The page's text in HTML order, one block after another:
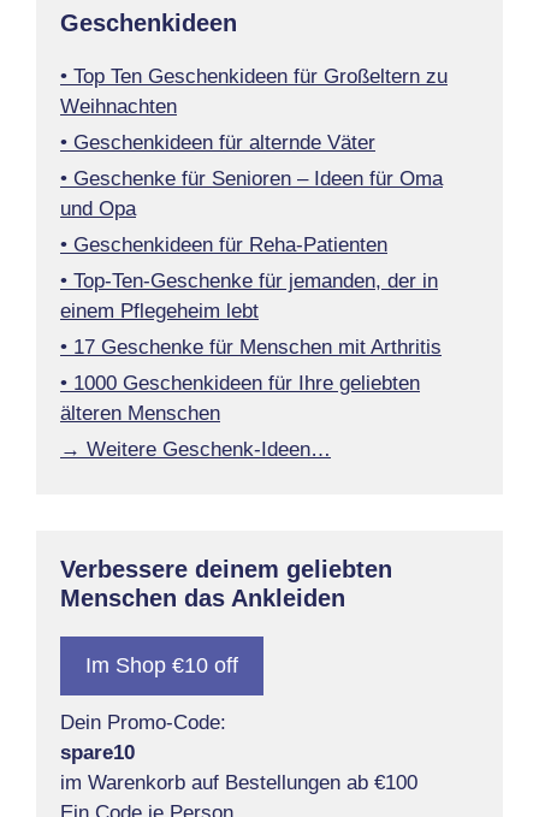
Geschenkideen
• Top Ten Geschenkideen für Großeltern zu
Weihnachten
• Geschenkideen für alternde Väter
• Geschenke für Senioren – Ideen für Oma
und Opa
• Geschenkideen für Reha-Patienten
• Top-Ten-Geschenke für jemanden, der in
einem Pflegeheim lebt
• 17 Geschenke für Menschen mit Arthritis
• 1000 Geschenkideen für Ihre geliebten
älteren Menschen
→ Weitere Geschenk-Ideen…
Verbessere deinem geliebten
Menschen das Ankleiden
Im Shop €10 off
Dein Promo-Code:
spare10
im Warenkorb auf Bestellungen ab €100